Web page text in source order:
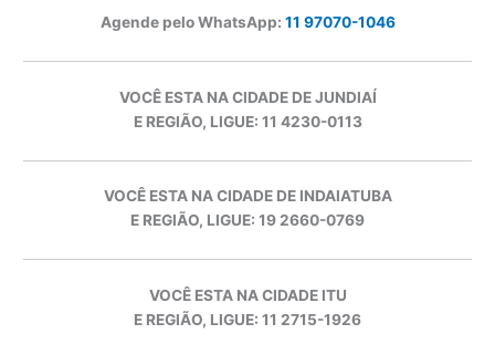
Agende pelo WhatsApp: 11 97070-1046
VOCÊ ESTA NA CIDADE DE JUNDIAÍ
E REGIÃO, LIGUE: 11 4230-0113
VOCÊ ESTA NA CIDADE DE INDAIATUBA
E REGIÃO, LIGUE: 19 2660-0769
VOCÊ ESTA NA CIDADE ITU
E REGIÃO, LIGUE: 11 2715-1926